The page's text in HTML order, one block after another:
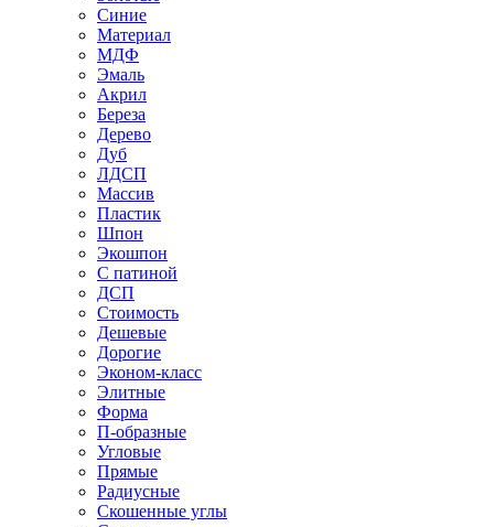
Синие
Материал
МДФ
Эмаль
Акрил
Береза
Дерево
Дуб
ЛДСП
Массив
Пластик
Шпон
Экошпон
С патиной
ДСП
Стоимость
Дешевые
Дорогие
Эконом-класс
Элитные
Форма
П-образные
Угловые
Прямые
Радиусные
Скошенные углы